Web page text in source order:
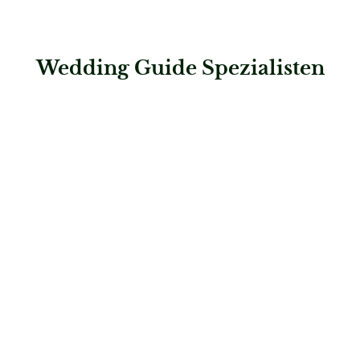
Wedding Guide Spezialisten